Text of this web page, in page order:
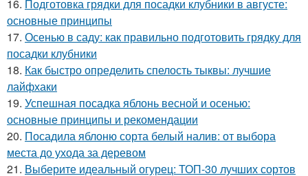
16. Подготовка грядки для посадки клубники в августе:
основные принципы
17. Осенью в саду: как правильно подготовить грядку для
посадки клубники
18. Как быстро определить спелость тыквы: лучшие
лайфхаки
19. Успешная посадка яблонь весной и осенью:
основные принципы и рекомендации
20. Посадила яблоню сорта белый налив: от выбора
места до ухода за деревом
21. Выберите идеальный огурец: ТОП-30 лучших сортов